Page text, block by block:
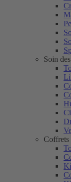
Soin
Coffrets